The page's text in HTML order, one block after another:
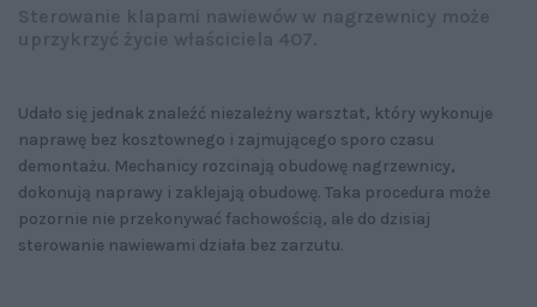
Udało się jednak znaleźć niezależny warsztat, który wykonuje
naprawę bez kosztownego i zajmującego sporo czasu
demontażu. Mechanicy rozcinają obudowę nagrzewnicy,
dokonują naprawy i zaklejają obudowę. Taka procedura może
pozornie nie przekonywać fachowością, ale do dzisiaj
sterowanie nawiewami działa bez zarzutu.